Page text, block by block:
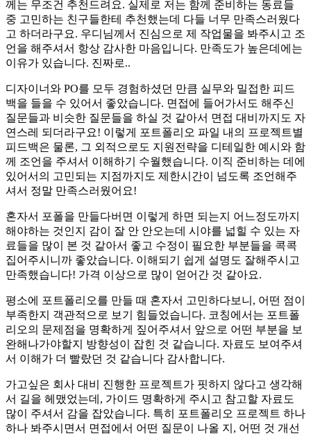
께는 무조건 추천드려요. 실제로 저는 함께 준비하는 동료들
중 고민하는 친구들한테 추천했는데 다들 너무 만족스러웠다
고 하더라구요. 우디님께서 진심으로 제 작업물을 봐주시고 조
언을 해주셔서 항상 감사한 마음입니다. 만족도가 높은데에는
이유가 있습니다. 진짜로..
디자이너와 PO를 모두 경험하셨던 만큼 실무와 밀접한 피드
백을 들을 수 있어서 좋았습니다. 면접에 들어가서도 해주신
질문들과 비슷한 질문들을 하실 것 같아서 면접 대비까지도 자
연스레 되더라구요! 이렇게 포트폴리오 파일 내의 프로젝트별
피드백은 물론, 그 외적으로도 지원전략을 디테일한 예시와 함
께 조언을 주셔서 이해하기 수월했습니다. 이직 준비하는 데에
있어서의 고민되는 지점까지도 제한시간이 넘도록 조언해주
셔서 정말 만족스러웠어요!
혼자서 포폴을 만들다버면 이렇게 하면 되는지 어느정도까지
해야하는 것인지 감이 잘 안 안오는데 시야를 넓힐 수 있는 자
료들을 많이 본 것 같아서 좋고 수정이 필요한 부분들을 콕콕
집어주시니까 좋았습니다. 이해되기 쉽게 설명도 잘해주시고
만족했습니다! 가격 이상으로 많이 얻어간 것 같아요.
평소에 포트폴리오를 만들 때 혼자서 고민하다보니, 어떤 점이
부족한지 객관적으로 보기 힘들었습니다. 코칭에서는 포트폴
리오의 문제점을 명확하게 짚어주셔서 앞으로 어떤 부분을 보
완해나가야할지 방향성이 잡힌 것 같습니다. 자료도 보여주셔
서 이해가 더 빨랐던 것 같습니다 감사합니다.
가고싶은 회사 대비 진행한 프로젝트가 핏하지 않다고 생각해
서 길을 헤맸었는데, 가이드 명확하게 주시고 참고할 자료도
많이 주셔서 감을 잡았습니다. 특히 포트폴리오 프로젝트 하나
하나 봐주시면서 면접에서 어떤 질문이 나올 지, 어떤 것 개선